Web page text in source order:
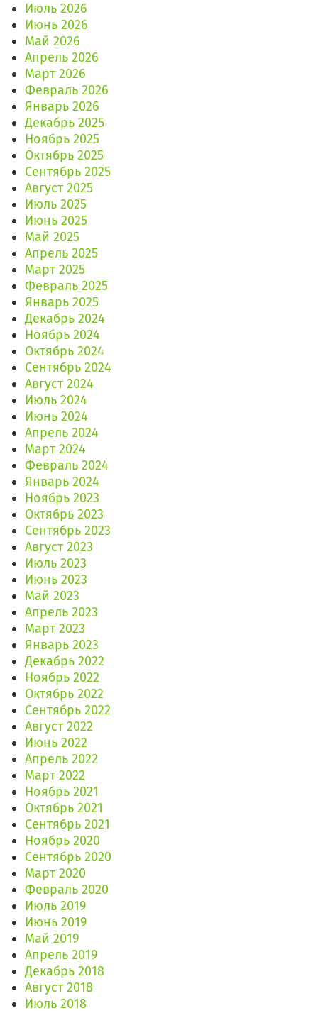
Июль 2026
Июнь 2026
Май 2026
Апрель 2026
Март 2026
Февраль 2026
Январь 2026
Декабрь 2025
Ноябрь 2025
Октябрь 2025
Сентябрь 2025
Август 2025
Июль 2025
Июнь 2025
Май 2025
Апрель 2025
Март 2025
Февраль 2025
Январь 2025
Декабрь 2024
Ноябрь 2024
Октябрь 2024
Сентябрь 2024
Август 2024
Июль 2024
Июнь 2024
Апрель 2024
Март 2024
Февраль 2024
Январь 2024
Ноябрь 2023
Октябрь 2023
Сентябрь 2023
Август 2023
Июль 2023
Июнь 2023
Май 2023
Апрель 2023
Март 2023
Январь 2023
Декабрь 2022
Ноябрь 2022
Октябрь 2022
Сентябрь 2022
Август 2022
Июнь 2022
Апрель 2022
Март 2022
Ноябрь 2021
Октябрь 2021
Сентябрь 2021
Ноябрь 2020
Сентябрь 2020
Март 2020
Февраль 2020
Июль 2019
Июнь 2019
Май 2019
Апрель 2019
Декабрь 2018
Август 2018
Июль 2018